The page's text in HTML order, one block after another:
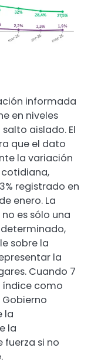
informada
en niveles
aislado. El
que el dato
la variación
cotidiana,
registrado en
enero. La
es sólo una
sobre la
la
Cuando 7
índice como
la
la
si no